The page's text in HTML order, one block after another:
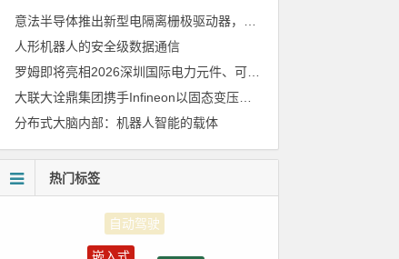
人形机器人的安全级数据通信
罗姆即将亮相2026深圳国际电力元件、可再生能源管理展览会暨研讨会
大联大诠鼎集团携手Infineon以固态变压器重构配电效率新标杆
分布式大脑内部：机器人智能的载体
热门标签